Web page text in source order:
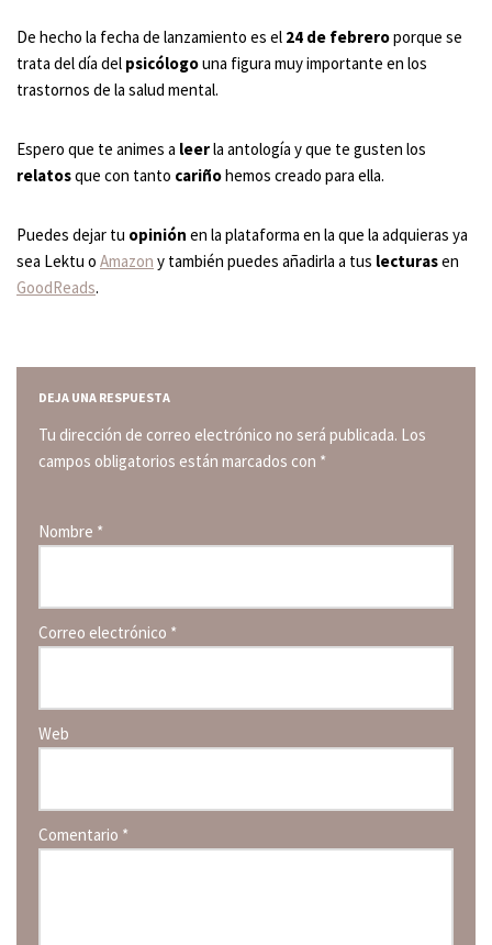
De hecho la fecha de lanzamiento es el 24 de febreroporque se
trata del día del psicólogouna figura muy importante en los
trastornos de la salud mental.
Espero que te animes a leerla antología y que te gusten los
relatosque con tanto cariñohemos creado para ella.
Puedes dejar tu opinión en la plataforma en la que la adquieras ya
sea Lektu o Amazon y también puedes añadirla a tus lecturasen
GoodReads.
DEJA UNA RESPUESTA
Tu dirección de correo electrónico no será publicada. Los
campos obligatorios están marcados con *
Nombre *
Correo electrónico *
Web
Comentario *